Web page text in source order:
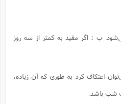
ب : اگر مقید به کمتر از سه روز
اعتکاف کرد به طورى که آن زیاده،
شب باشد.